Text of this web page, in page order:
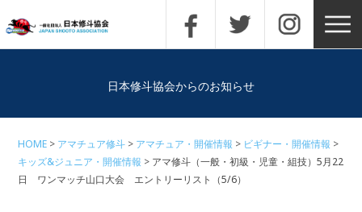
日本修斗協会からのお知らせ
HOME アマチュア修斗 アマチュア・開催情報
ビギナー・開催情報
キッズ&ジュニア・開催情報
アマ修斗（一般・初級・児童・組技）5月22
日 ワンマッチ山口大会 エントリーリスト（5/6）